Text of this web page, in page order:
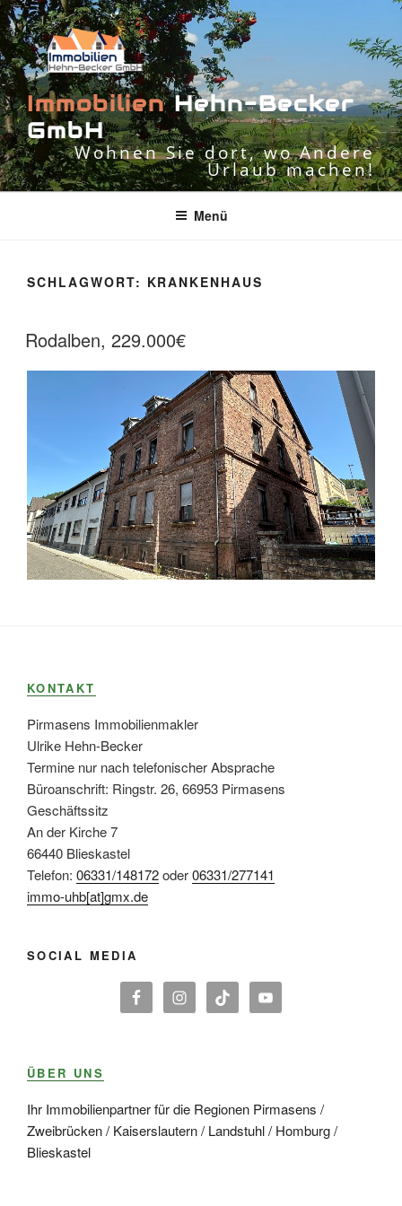
Zum
Inhalt
springen
Immobilien Hehn-Becker
GmbH
Wohnen Sie dort, wo Andere
Urlaub machen!
Menü
SCHLAGWORT: KRANKENHAUS
Rodalben, 229.000€
KONTAKT
Pirmasens Immobilienmakler
Ulrike Hehn-Becker
Termine nur nach telefonischer Absprache
Büroanschrift: Ringstr. 26, 66953 Pirmasens
Geschäftssitz
An der Kirche 7
66440 Blieskastel
Telefon: 06331/148172oder06331/277141
immo-uhb[at]gmx.de
SOCIAL MEDIA
ÜBER UNS
Ihr Immobilienpartner für die Regionen Pirmasens /
Zweibrücken / Kaiserslautern / Landstuhl / Homburg /
Blieskastel